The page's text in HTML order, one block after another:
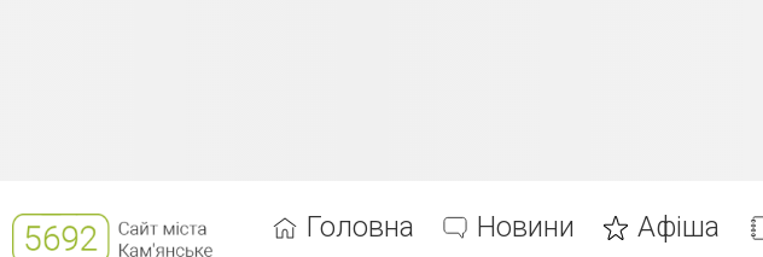
Головна Новини Афіша